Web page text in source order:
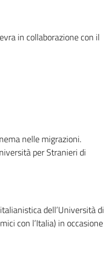
in collaborazione con il
nelle migrazioni.
per Stranieri di
dell’Università di
con l’Italia) in occasione